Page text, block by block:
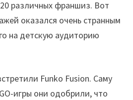
различных франшиз. Вот
оказался очень странным
на детскую аудиторию
Funko Fusion. Саму
игры они одобрили, что